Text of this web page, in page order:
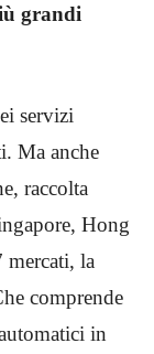
grandi
servizi
Ma anche
raccolta
Hong
la
comprende
in